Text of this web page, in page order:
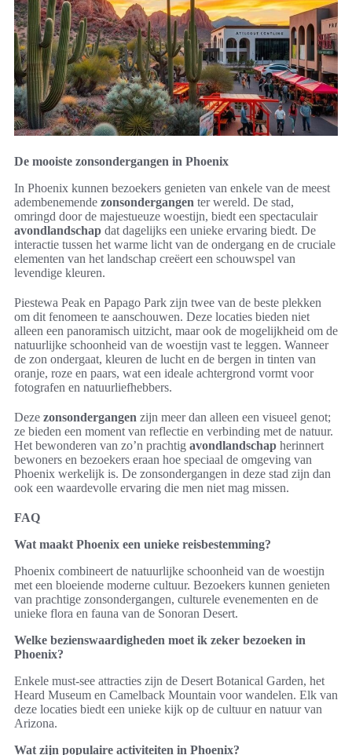
De mooiste zonsondergangen in Phoenix
In Phoenix kunnen bezoekers genieten van enkele van de meest
adembenemende zonsondergangen ter wereld. De stad,
omringd door de majestueuze woestijn, biedt een spectaculair
avondlandschap dat dagelijks een unieke ervaring biedt. De
interactie tussen het warme licht van de ondergang en de cruciale
elementen van het landschap creëert een schouwspel van
levendige kleuren.
Piestewa Peak en Papago Park zijn twee van de beste plekken
om dit fenomeen te aanschouwen. Deze locaties bieden niet
alleen een panoramisch uitzicht, maar ook de mogelijkheid om de
natuurlijke schoonheid van de woestijn vast te leggen. Wanneer
de zon ondergaat, kleuren de lucht en de bergen in tinten van
oranje, roze en paars, wat een ideale achtergrond vormt voor
fotografen en natuurliefhebbers.
Deze zonsondergangen zijn meer dan alleen een visueel genot;
ze bieden een moment van reflectie en verbinding met de natuur.
Het bewonderen van zo’n prachtig avondlandschap herinnert
bewoners en bezoekers eraan hoe speciaal de omgeving van
Phoenix werkelijk is. De zonsondergangen in deze stad zijn dan
ook een waardevolle ervaring die men niet mag missen.
FAQ
Wat maakt Phoenix een unieke reisbestemming?
Phoenix combineert de natuurlijke schoonheid van de woestijn
met een bloeiende moderne cultuur. Bezoekers kunnen genieten
van prachtige zonsondergangen, culturele evenementen en de
unieke flora en fauna van de Sonoran Desert.
Welke bezienswaardigheden moet ik zeker bezoeken in
Phoenix?
Enkele must-see attracties zijn de Desert Botanical Garden, het
Heard Museum en Camelback Mountain voor wandelen. Elk van
deze locaties biedt een unieke kijk op de cultuur en natuur van
Arizona.
Wat zijn populaire activiteiten in Phoenix?